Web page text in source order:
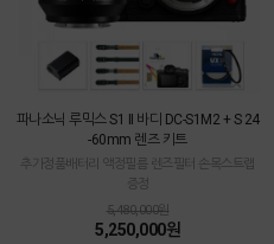
파나소닉 루믹스 S1 II 바디 DC-S1M2 + S 24
-60mm 렌즈 키트
추가정품배터리 액정필름 렌즈필터 손목스트랩
증정
5,480,000원
5,250,000원